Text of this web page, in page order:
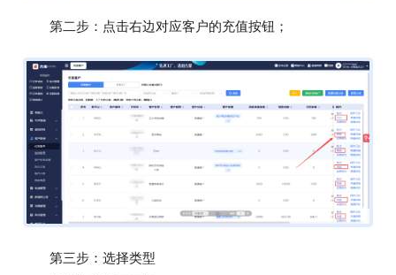
第二步：点击右边对应客户的充值按钮；
第三步：选择类型